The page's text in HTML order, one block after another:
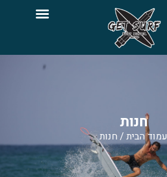
חנות
עמוד הבית / חנות